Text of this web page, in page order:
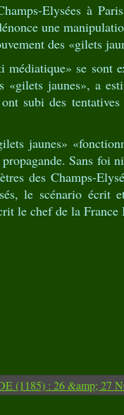
Elysées à
une
des «gilets
se sont
«gilets jaunes», a
subi des tentatives
jaunes»
Sans foi
des Champs-
le scénario écrit
le chef de la